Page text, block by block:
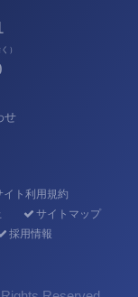
）
せ
イト利用規約
サイトマップ
採用情報